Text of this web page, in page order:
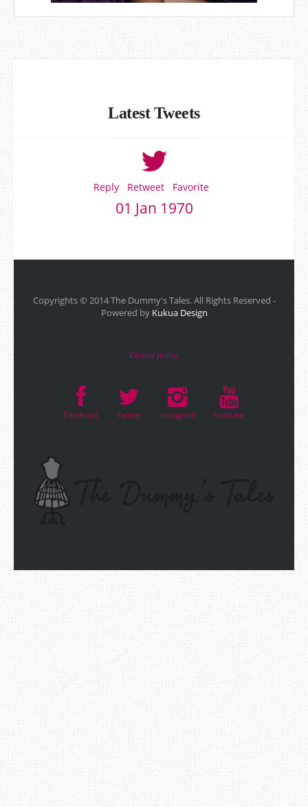
Latest Tweets
Reply Retweet Favorite
01 Jan 1970
Copyrights © 2014 The Dummy's Tales. All Rights Reserved -
Powered by Kukua Design
Cookie policy
Facebook Twitter Instagram Youtube